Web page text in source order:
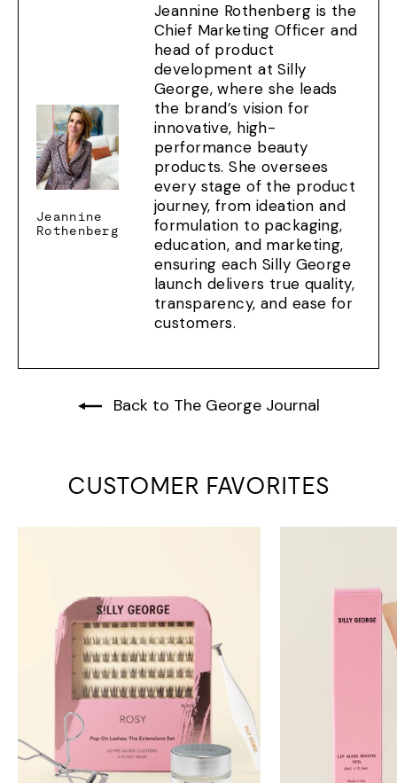
Jeannine
Rothenberg
Jeannine Rothenberg is the
Chief Marketing Officer and
head of product
development at Silly
George, where she leads
the brand’s vision for
innovative, high-
performance beauty
products. She oversees
every stage of the product
journey, from ideation and
formulation to packaging,
education, and marketing,
ensuring each Silly George
launch delivers true quality,
transparency, and ease for
customers.
Back to The George Journal
CUSTOMER FAVORITES